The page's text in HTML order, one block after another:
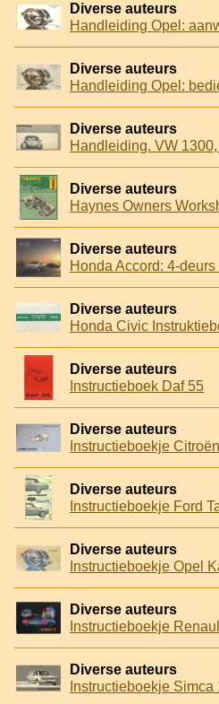
Diverse auteurs
Diverse auteurs
Diverse auteurs
Diverse auteurs
Diverse auteurs
Honda Accord: 4-deurs
Diverse auteurs
Diverse auteurs
Instructieboek Daf 55
Diverse auteurs
Instructieboekje
Diverse auteurs
Instructieboekje Ford
Diverse auteurs
Instructieboekje Opel
Diverse auteurs
Instructieboekje
Diverse auteurs
Instructieboekje Simca